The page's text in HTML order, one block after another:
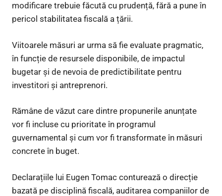
modificare trebuie făcută cu prudență, fără a pune în
pericol stabilitatea fiscală a țării.
Viitoarele măsuri ar urma să fie evaluate pragmatic,
în funcție de resursele disponibile, de impactul
bugetar și de nevoia de predictibilitate pentru
investitori și antreprenori.
Rămâne de văzut care dintre propunerile anunțate
vor fi incluse cu prioritate în programul
guvernamental și cum vor fi transformate în măsuri
concrete în buget.
Declarațiile lui Eugen Tomac conturează o direcție
bazată pe disciplină fiscală, auditarea companiilor de